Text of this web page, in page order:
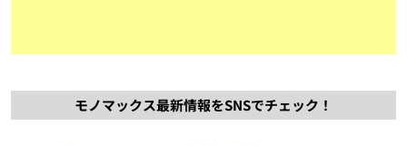
モノマックス最新情報をSNSでチェック！